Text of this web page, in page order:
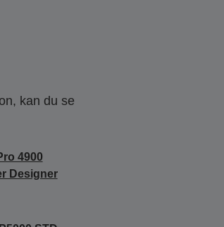
kan du se
4900
Designer